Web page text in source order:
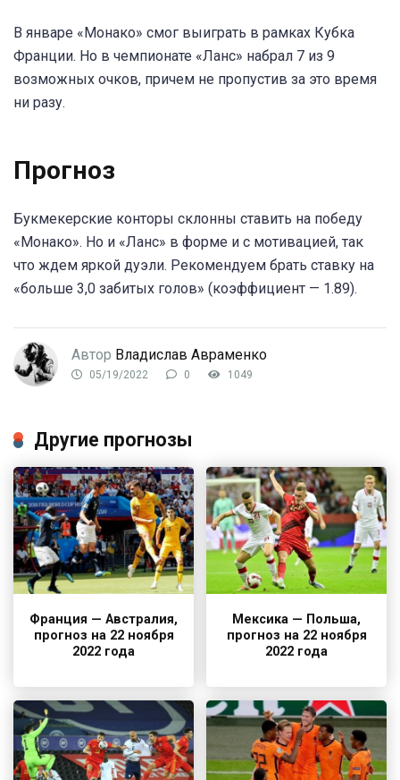
В январе «Монако» смог выиграть в рамках Кубка
Франции. Но в чемпионате «Ланс» набрал 7 из 9
возможных очков, причем не пропустив за это время
ни разу.
Прогноз
Букмекерские конторы склонны ставить на победу
«Монако». Но и «Ланс» в форме и с мотивацией, так
что ждем яркой дуэли. Рекомендуем брать ставку на
«больше 3,0 забитых голов» (коэффициент — 1.89).
Автор Владислав Авраменко
05/19/2022 0 1049
Другие прогнозы
Франция — Австралия,
прогноз на 22 ноября
2022 года
Мексика — Польша,
прогноз на 22 ноября
2022 года